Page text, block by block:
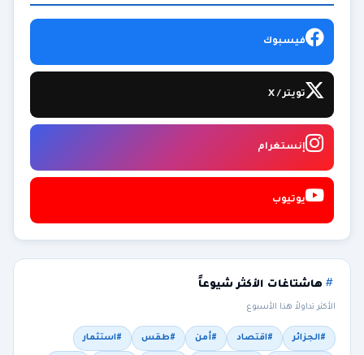
فيسبوك
تويتر / X
إنستغرام
يوتيوب
هاشتاغات الأكثر شيوعاً
الأكثر تداولاً هذا الأسبوع
#الجزائر #اقتصاد #أمن #طقس #استثمار